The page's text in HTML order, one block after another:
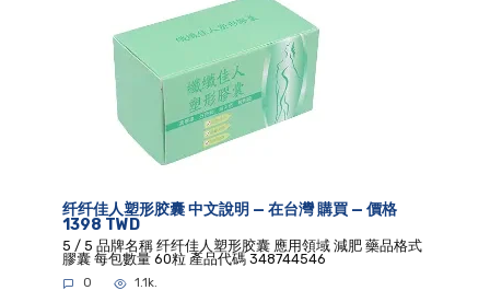
纤纤佳人塑形胶囊 中文說明 — 在台灣 購買 — 價格
1398 TWD
5 / 5 品牌名稱 纤纤佳人塑形胶囊 應用領域 減肥 藥品格式
膠囊 每包數量 60粒 產品代碼 348744546
0 1.1k.